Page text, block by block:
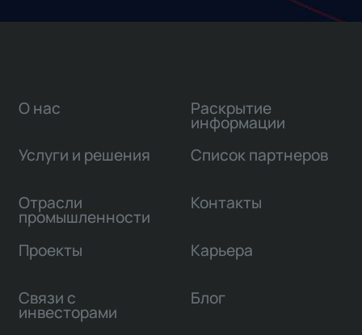
О нас
Услуги и решения
Отрасли
промышленности
Проекты
Связи с
инвесторами
Раскрытие
информации
Список партнеров
Контакты
Карьера
Блог